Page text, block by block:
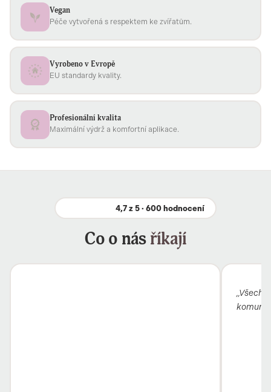
Vegan
Péče vytvořená s respektem ke zvířatům.
Vyrobeno v Evropě
EU standardy kvality.
Profesionální kvalita
Maximální výdrž a komfortní aplikace.
4,7 z 5 · 600 hodnocení
Co o násříkají